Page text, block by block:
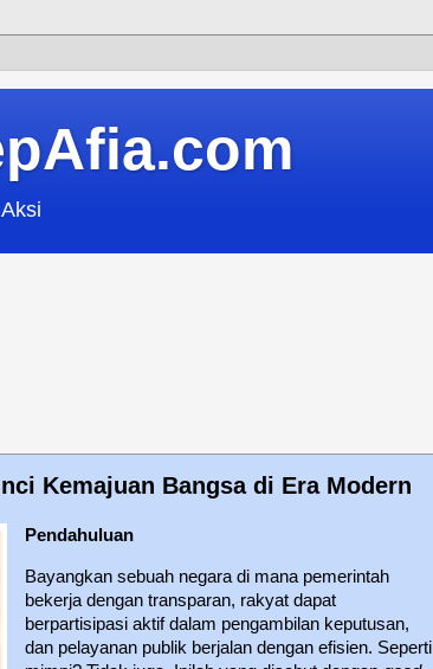
Kemajuan Bangsa di Era Modern
Pendahuluan
Bayangkan sebuah negara di mana pemerintah
bekerja dengan transparan, rakyat dapat
berpartisipasi aktif dalam pengambilan keputusan,
dan pelayanan publik berjalan dengan efisien. Seperti